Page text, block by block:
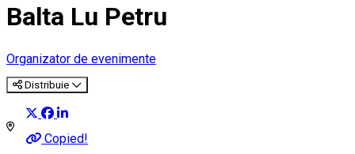
Balta Lu Petru
Organizator de evenimente
Distribuie
Copied!